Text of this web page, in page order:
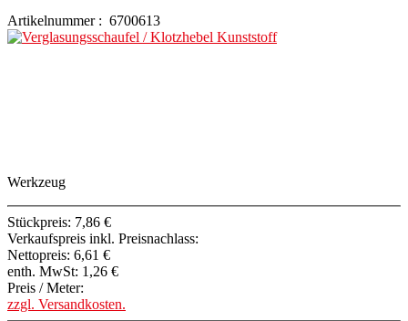
Artikelnummer : 6700613
Werkzeug
Stückpreis: 7,86 €
Verkaufspreis inkl. Preisnachlass:
Nettopreis: 6,61 €
enth. MwSt: 1,26 €
Preis / Meter:
zzgl. Versandkosten.